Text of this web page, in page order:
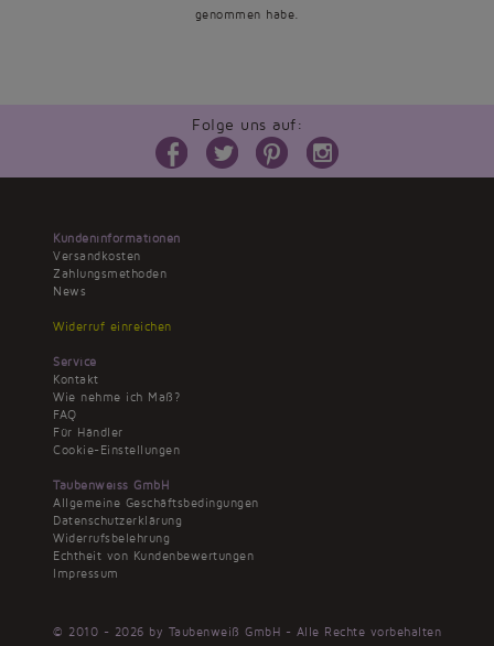
genommen habe.
Folge uns auf:
Kundeninformationen
Versandkosten
Zahlungsmethoden
News
Widerruf einreichen
Service
Kontakt
Wie nehme ich Maß?
FAQ
Für Händler
Cookie-Einstellungen
Taubenweiss GmbH
Allgemeine Geschäftsbedingungen
Datenschutzerklärung
Widerrufsbelehrung
Echtheit von Kundenbewertungen
Impressum
© 2010 - 2026 by Taubenweiß GmbH - Alle Rechte vorbehalten